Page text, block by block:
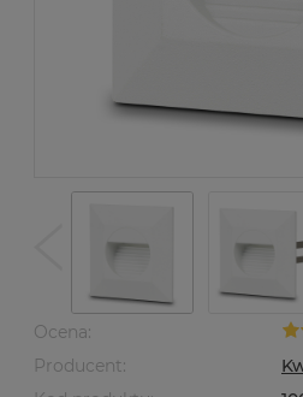
Ocena:
Producent: